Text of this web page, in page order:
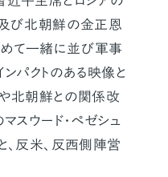
及び北朝鮮の金正恩
て一緒に並び軍事
パクトのある映像と
北朝鮮との関係改
スウード・ペゼシュ
、反米、反西側陣営